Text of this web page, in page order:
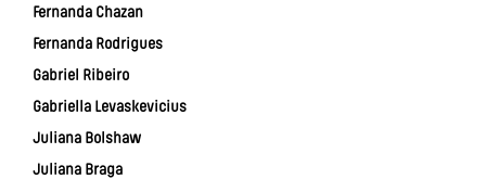
Fernanda Chazan
Fernanda Rodrigues
Gabriel Ribeiro
Gabriella Levaskevicius
Juliana Bolshaw
Juliana Braga